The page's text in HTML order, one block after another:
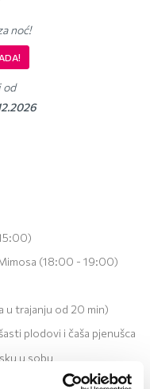
noć!
od
(18:00 - 19:00)
u trajanju od 20 min)
plodovi i čaša pjenušca
u sobu
morskom vodom i spa